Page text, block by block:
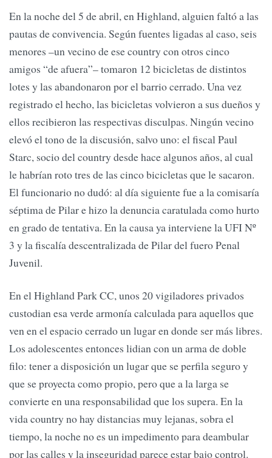
En la noche del 5 de abril, en Highland, alguien faltó a las
pautas de convivencia. Según fuentes ligadas al caso, seis
menores –un vecino de ese country con otros cinco
amigos “de afuera”– tomaron 12 bicicletas de distintos
lotes y las abandonaron por el barrio cerrado. Una vez
registrado el hecho, las bicicletas volvieron a sus dueños y
ellos recibieron las respectivas disculpas. Ningún vecino
elevó el tono de la discusión, salvo uno: el fiscal Paul
Starc, socio del country desde hace algunos años, al cual
le habrían roto tres de las cinco bicicletas que le sacaron.
El funcionario no dudó: al día siguiente fue a la comisaría
séptima de Pilar e hizo la denuncia caratulada como hurto
en grado de tentativa. En la causa ya interviene la UFI Nº
3 y la fiscalía descentralizada de Pilar del fuero Penal
Juvenil.
En el Highland Park CC, unos 20 vigiladores privados
custodian esa verde armonía calculada para aquellos que
ven en el espacio cerrado un lugar en donde ser más libres.
Los adolescentes entonces lidian con un arma de doble
filo: tener a disposición un lugar que se perfila seguro y
que se proyecta como propio, pero que a la larga se
convierte en una responsabilidad que los supera. En la
vida country no hay distancias muy lejanas, sobra el
tiempo, la noche no es un impedimento para deambular
por las calles y la inseguridad parece estar bajo control.